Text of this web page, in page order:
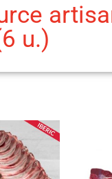
u.)